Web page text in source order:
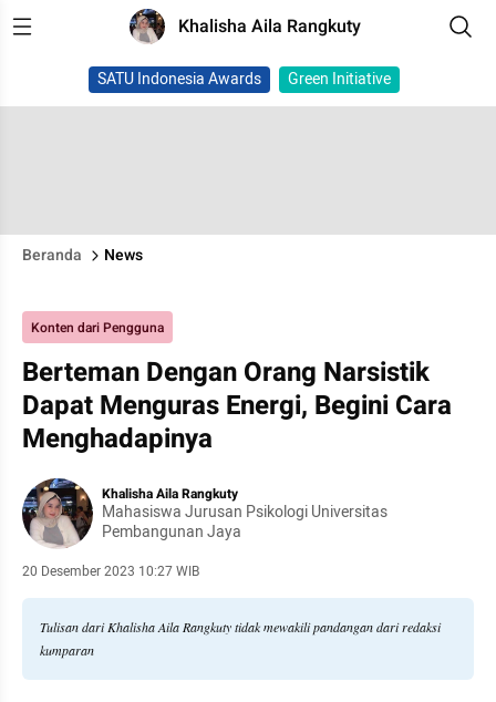
Khalisha Aila Rangkuty
SATU Indonesia Awards Green Initiative
Beranda News
Konten dari Pengguna
Berteman Dengan Orang Narsistik
Dapat Menguras Energi, Begini Cara
Menghadapinya
Khalisha Aila Rangkuty
Mahasiswa Jurusan Psikologi Universitas
Pembangunan Jaya
20 Desember 2023 10:27 WIB
Tulisan dari Khalisha Aila Rangkuty tidak mewakili pandangan dari redaksi
kumparan